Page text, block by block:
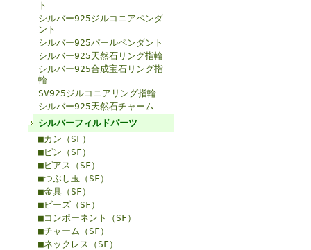
ト
シルバー925ジルコニアペンダ
ント
シルバー925パールペンダント
シルバー925天然石リング指輪
シルバー925合成宝石リング指
輪
SV925ジルコニアリング指輪
シルバー925天然石チャーム
シルバーフィルドパーツ
■カン（SF）
■ピン（SF）
■ピアス（SF）
■つぶし玉（SF）
■金具（SF）
■ビーズ（SF）
■コンポーネント（SF）
■チャーム（SF）
■ネックレス（SF）